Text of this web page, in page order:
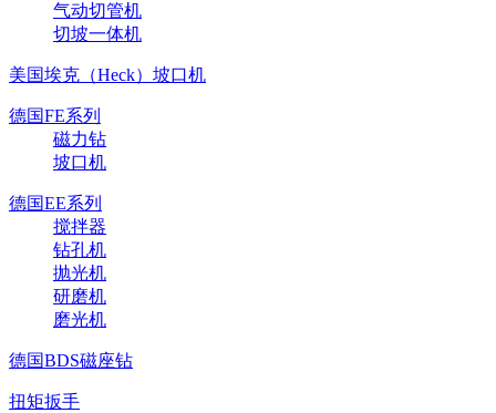
气动切管机
切坡一体机
美国埃克（Heck）坡口机
德国FE系列
磁力钻
坡口机
德国EE系列
搅拌器
钻孔机
抛光机
研磨机
磨光机
德国BDS磁座钻
扭矩扳手